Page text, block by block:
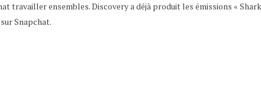
travailler ensembles. Discovery a déjà produit les émissions «
Snapchat.